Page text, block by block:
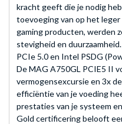
kracht geeft die je nodig
toevoeging van op het
gaming producten, werden
stevigheid en
PCIe 5.0 en Intel PSDG
De MAG A750GL PCIE5 II
vermogensexcursie en 3x
efficiëntie van je voeding
prestaties van je systeem
Gold certificering belooft